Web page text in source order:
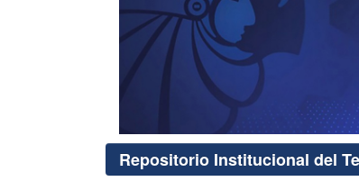
Repositorio Institucional del